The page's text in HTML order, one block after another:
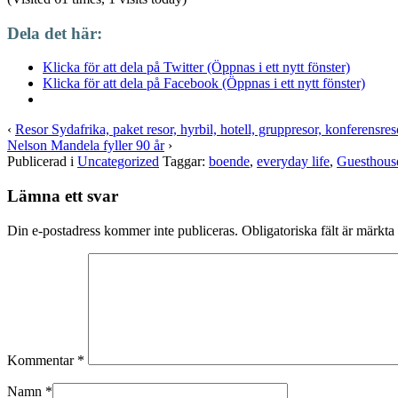
Dela det här:
Klicka för att dela på Twitter (Öppnas i ett nytt fönster)
Klicka för att dela på Facebook (Öppnas i ett nytt fönster)
‹ Resor Sydafrika, paket resor, hyrbil, hotell, gruppresor,
Nelson Mandela fyller 90 år›
Publicerad i Uncategorized Taggar: boende, everyday life,
Lämna ett svar
Din e-postadress kommer inte publiceras. Obligatoriska fält är märkta
Kommentar *
Namn *